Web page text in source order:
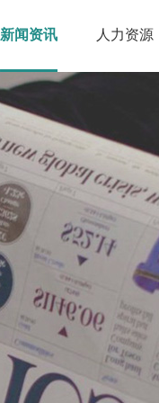
新闻资讯 人力资源